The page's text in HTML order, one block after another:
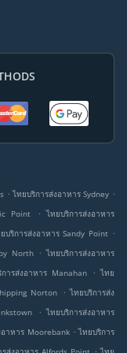
. ไทยบริการส่งอาหาร Sydney .
Point . ไทยบริการส่งอาหาร
บริการส่งอาหาร Sandy Point .
North . ไทยบริการส่งอาหาร
การส่งอาหาร Manahan . ไทย
Norton . ไทยบริการส่ง
. ไทยบริการส่งอาหาร
าหาร Moorebank . ไทยบริการ
.